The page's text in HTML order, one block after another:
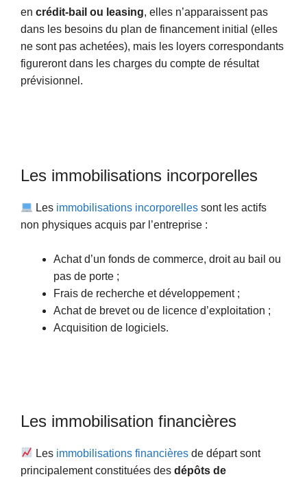
en crédit-bail ou leasing, elles n’apparaissent pas
dans les besoins du plan de financement initial (elles
ne sont pas achetées), mais les loyers correspondants
figureront dans les charges du compte de résultat
prévisionnel.
Les immobilisations incorporelles
Les immobilisations incorporelles sont les actifs
non physiques acquis par l’entreprise :
Achat d’un fonds de commerce, droit au bail ou
pas de porte ;
Frais de recherche et développement ;
Achat de brevet ou de licence d’exploitation ;
Acquisition de logiciels.
Les immobilisation financières
Les immobilisations financières de départ sont
principalement constituées des dépôts de